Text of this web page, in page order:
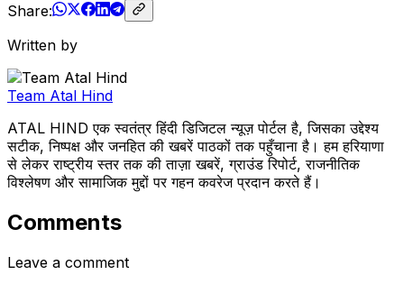
Share:
Written by
Team Atal Hind
ATAL HIND एक स्वतंत्र हिंदी डिजिटल न्यूज़ पोर्टल है, जिसका उद्देश्य
सटीक, निष्पक्ष और जनहित की खबरें पाठकों तक पहुँचाना है। हम हरियाणा
से लेकर राष्ट्रीय स्तर तक की ताज़ा खबरें, ग्राउंड रिपोर्ट, राजनीतिक
विश्लेषण और सामाजिक मुद्दों पर गहन कवरेज प्रदान करते हैं।
Comments
Leave a comment